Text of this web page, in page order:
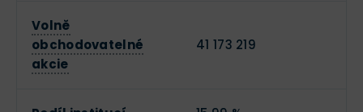
Volně
obchodovatelné
akcie
41 173 219